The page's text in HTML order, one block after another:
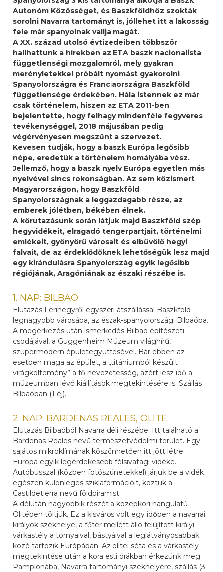
Autonóm Közösséget, és Baszkföldhöz szokták
sorolni Navarra tartományt is, jóllehet itt a lakosság
fele már spanyolnak vallja magát.
A XX. század utolsó évtizedeiben többször
hallhattunk a hírekben az ETA baszk nacionalista
függetlenségi mozgalomról, mely gyakran
merényletekkel próbált nyomást gyakorolni
Spanyolországra és Franciaországra Baszkföld
függetlensége érdekében. Hála istennek ez már
csak történelem, hiszen az ETA 2011-ben
bejelentette, hogy felhagy mindenféle fegyveres
tevékenységgel, 2018 májusában pedig
végérvényesen megszűnt a szervezet.
Kevesen tudják, hogy a baszk Európa legősibb
népe, eredetük a történelem homályába vész.
Jellemző, hogy a baszk nyelv Európa egyetlen más
nyelvével sincs rokonságban. Az sem közismert
Magyarországon, hogy Baszkföld
Spanyolországnak a leggazdagabb része, az
emberek jólétben, békében élnek.
A körutazásunk során látjuk majd Baszkföld szép
hegyvidékeit, elragadó tengerpartjait, történelmi
emlékeit, gyönyörű városait és elbűvölő hegyi
falvait, de az érdeklődőknek lehetőségük lesz majd
egy kirándulásra Spanyolország egyik legősibb
régiójának, Aragóniának az északi részébe is.
1. NAP: BILBAO
Elutazás Ferihegyről egyszeri átszállással Baszkföld
legnagyobb városába, az észak-spanyolországi Bilbaóba.
A megérkezés után ismerkedés Bilbao építészeti
csodájával, a Guggenheim Múzeum világhírű,
szupermodern épületegyüttesével. Bár ebben az
esetben maga az épület, a „titániumból készült
virágköltemény” a fő nevezetesség, azért lesz idő a
múzeumban lévő kiállítások megtekintésére is. Szállás
Bilbaóban (1 éj).
2. NAP: BARDENAS REALES, OLITE
Elutazás Bilbaóból Navarra déli részébe. Itt található a
Bardenas Reales nevű természetvédelmi terület. Egy
sajátos mikroklímának köszönhetően itt jött létre
Európa egyik legérdekesebb félsivatagi vidéke.
Autóbusszal (közben fotószünetekkel) járjuk be a vidék
egészen különleges sziklaformációit, köztük a
Castildetierra nevű földpiramist.
A délután nagyobbik részét a középkori hangulatú
Olitében töltjük. Ez a kisváros volt egy időben a navarrai
királyok székhelye, a főtér mellett álló felújított királyi
várkastély a tornyaival, bástyáival a leglátványosabbak
közé tartozik Európában. Az olitei séta és a várkastély
megtekintése után a kora esti órákban érkezünk meg
Pamplonába, Navarra tartományi székhelyére, szállás (3